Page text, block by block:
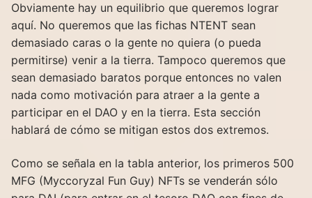
Obviamente hay un equilibrio que queremos lograr
aquí. No queremos que las fichas NTENT sean
demasiado caras o la gente no quiera (o pueda
permitirse) venir a la tierra. Tampoco queremos que
sean demasiado baratos porque entonces no valen
nada como motivación para atraer a la gente a
participar en el DAO y en la tierra. Esta sección
hablará de cómo se mitigan estos dos extremos.
Como se señala en la tabla anterior, los primeros 500
MFG (Myccoryzal Fun Guy) NFTs se venderán sólo